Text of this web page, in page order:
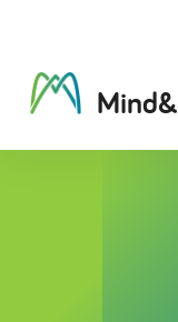
Mind&